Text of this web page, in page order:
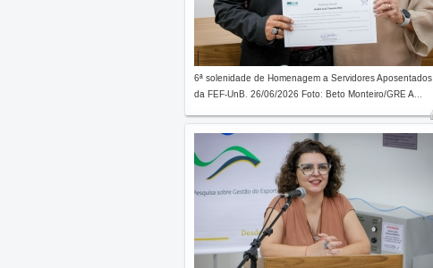
6ª solenidade de Homenagem a Servidores Aposentados
da FEF-UnB. 26/06/2026 Foto: Beto Monteiro/GRE A...